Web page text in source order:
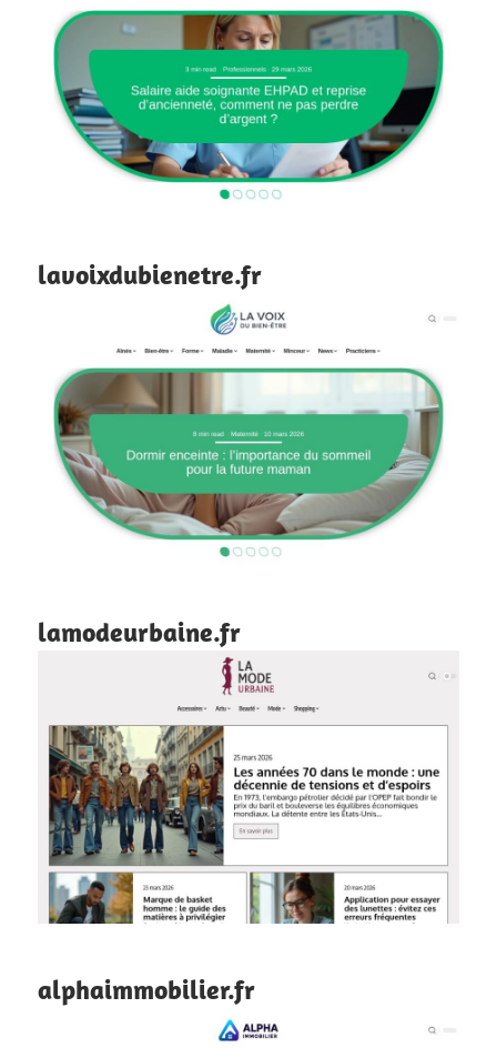
lavoixdubienetre.fr
lamodeurbaine.fr
alphaimmobilier.fr